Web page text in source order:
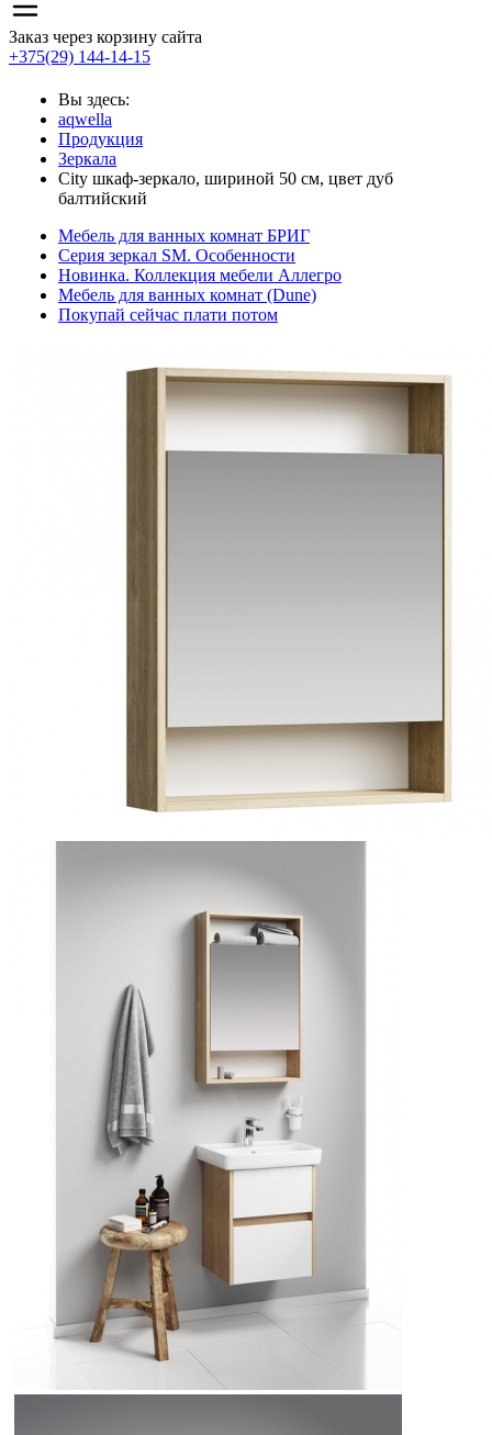
Заказ через корзину сайта
+375(29) 144-14-15
Вы здесь:
aqwella
Продукция
Зеркала
City шкаф-зеркало, шириной 50 см, цвет дуб
балтийский
Мебель для ванных комнат БРИГ
Серия зеркал SM. Особенности
Новинка. Коллекция мебели Аллегро
Мебель для ванных комнат (Dune)
Покупай сейчас плати потом